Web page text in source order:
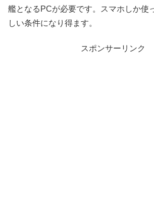
艦となるPCが必要です。スマホしか使
しい条件になり得ます。
スポンサーリンク